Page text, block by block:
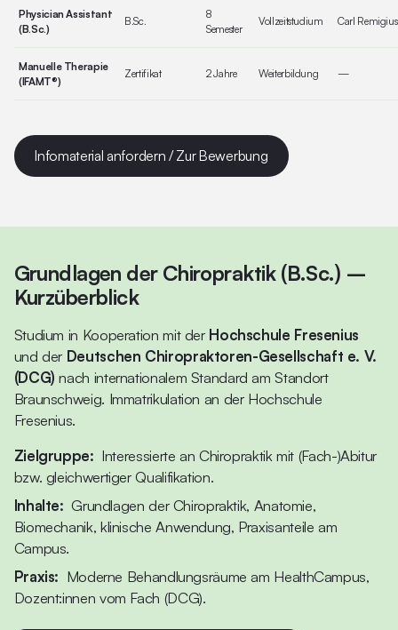
Physician Assistant
(B.Sc.)
B.Sc.
8
Semester
Vollzeitstudium Carl
Manuelle Therapie
(IFAMT®)
Zertifikat 2 Jahre Weiterbildung —
Infomaterial anfordern / Zur Bewerbung
Grundlagen der Chiropraktik (B.Sc.) –
Kurzüberblick
Studium in Kooperation mit der Hochschule Fresenius
und der Deutschen Chiropraktoren-Gesellschaft e. V.
(DCG) nach internationalem Standard am Standort
Braunschweig. Immatrikulation an der Hochschule
Fresenius.
Zielgruppe: Interessierte an Chiropraktik mit (Fach-)Abitur
bzw. gleichwertiger Qualifikation.
Inhalte: Grundlagen der Chiropraktik, Anatomie,
Biomechanik, klinische Anwendung, Praxisanteile am
Campus.
Praxis: Moderne Behandlungsräume am HealthCampus,
Dozent:innen vom Fach (DCG).